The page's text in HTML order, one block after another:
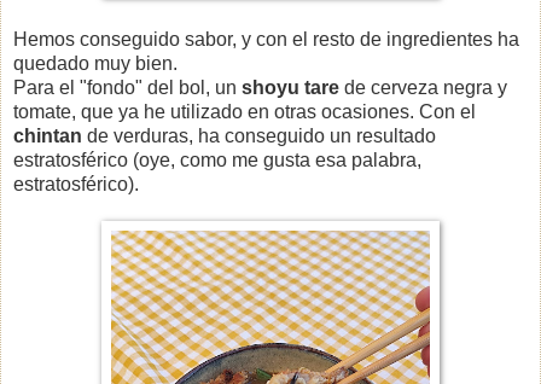
Hemos conseguido sabor, y con el resto de ingredientes ha
quedado muy bien.
Para el "fondo" del bol, un shoyu tare de cerveza negra y
tomate, que ya he utilizado en otras ocasiones. Con el
chintan de verduras, ha conseguido un resultado
estratosférico (oye, como me gusta esa palabra,
estratosférico).